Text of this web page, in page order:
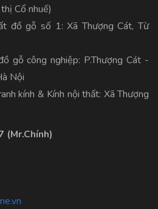
Cổ nhuế)
đồ gỗ số 1: Xã Thượng Cát, Từ
gỗ công nghiệp: P.Thượng Cát -
Nội
kính & Kính nội thất: Xã Thượng
(Mr.Chính)